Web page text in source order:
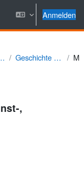
Anmelden
Geschichte Südost- und Osteuropas
,